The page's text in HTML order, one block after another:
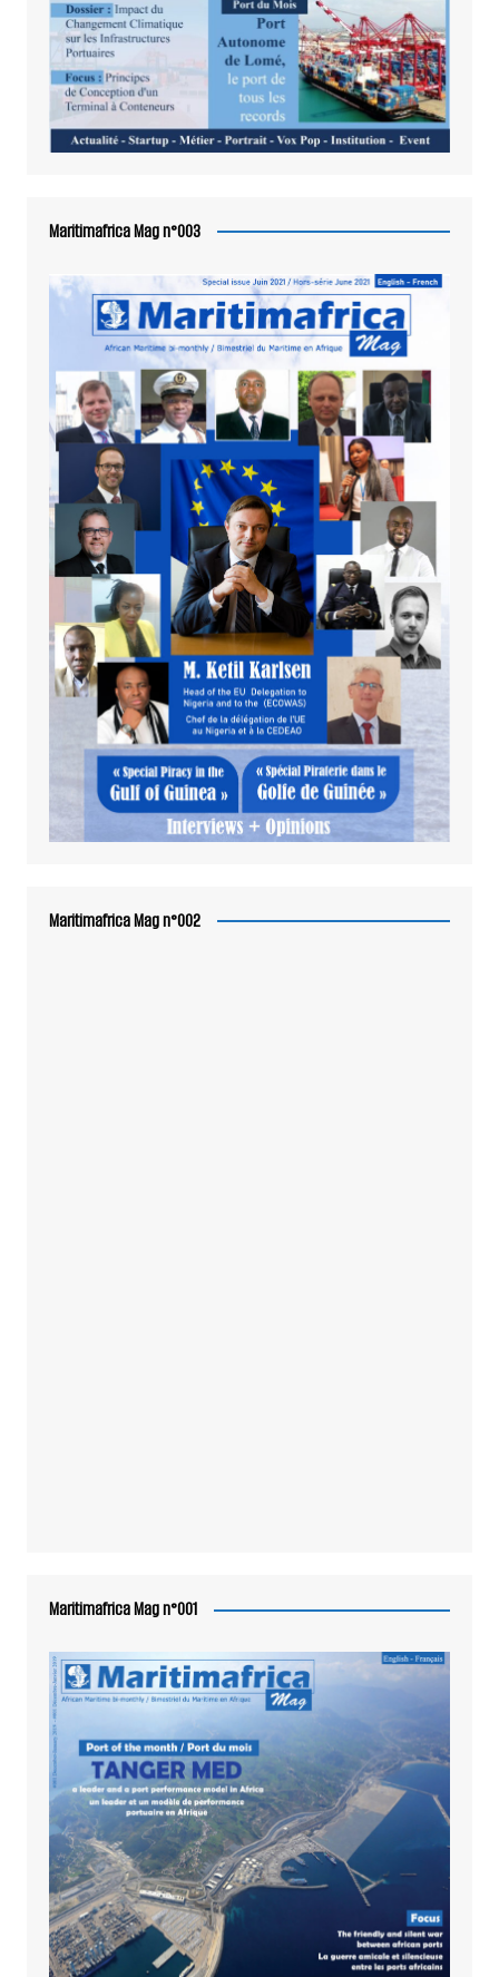
Maritimafrica Mag n°003
Maritimafrica Mag n°002
Maritimafrica Mag n°001